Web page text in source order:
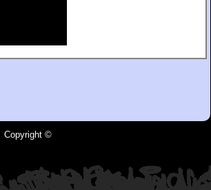
Copyright ©